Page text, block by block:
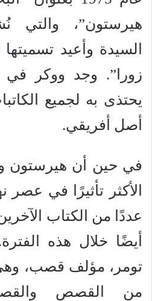
هيرستون”،
السيدة وأعيد
زورا”. وجد ووكر في
يحتذى به لجميع
أصل أفريقي.
في حين أن هيرستون
الأكثر تأثيرًا في عصر
عددًا من الكتاب
أيضًا خلال هذه
تومر، مؤلف قصب،
من القصص